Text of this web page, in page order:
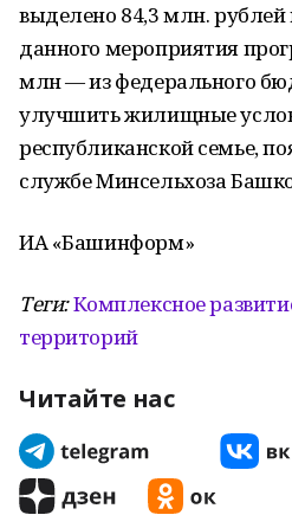
выделено 84,3 млн.
данного мероприятия
млн — из федерального
улучшить жилищные
республиканской семье,
службе Минсельхоза
ИА «Башинформ»
Теги:Комплексное
территорий
Читайте нас